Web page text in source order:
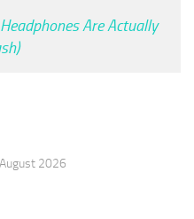
Are Actually
2026